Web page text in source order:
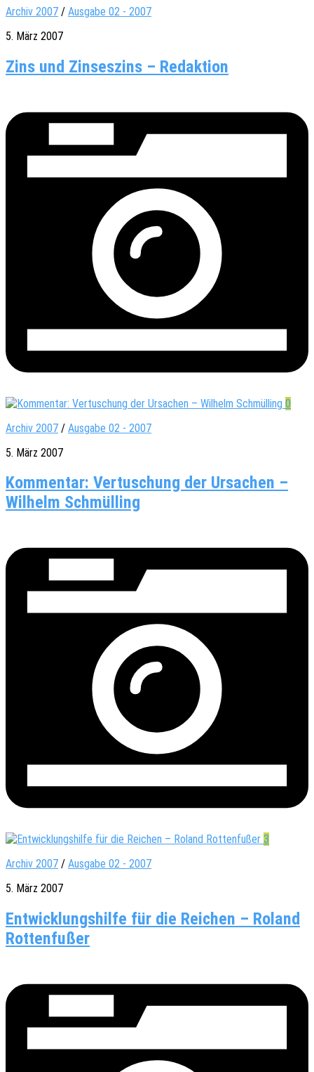
Archiv 2007 / Ausgabe 02 - 2007
5. März 2007
Zins und Zinseszins – Redaktion
0
Archiv 2007 / Ausgabe 02 - 2007
5. März 2007
Kommentar: Vertuschung der Ursachen –
Wilhelm Schmülling
3
Archiv 2007 / Ausgabe 02 - 2007
5. März 2007
Entwicklungshilfe für die Reichen – Roland
Rottenfußer